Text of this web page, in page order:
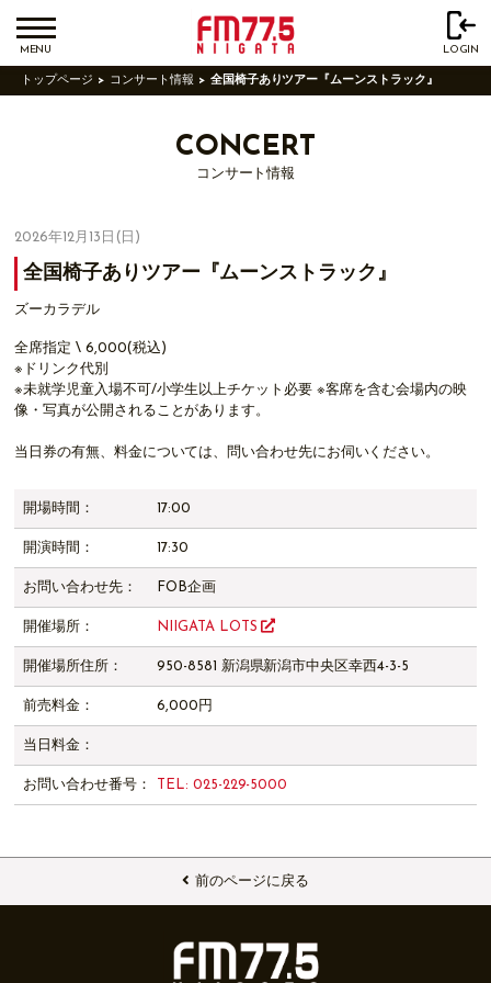
MENU LOGIN
トップページ コンサート情報 全国椅子ありツアー『ムーンストラック』
CONCERT
コンサート情報
2026年12月13日(日)
全国椅子ありツアー『ムーンストラック』
ズーカラデル
全席指定 \ 6,000(税込)
※ドリンク代別
※未就学児童入場不可/小学生以上チケット必要 ※客席を含む会場内の映
像・写真が公開されることがあります。
当日券の有無、料金については、問い合わせ先にお伺いください。
開場時間： 17:00
開演時間： 17:30
お問い合わせ先： FOB企画
開催場所： NIIGATA LOTS
開催場所住所： 950-8581 新潟県新潟市中央区幸西4-3-5
前売料金： 6,000円
当日料金：
お問い合わせ番号： TEL: 025-229-5000
前のページに戻る